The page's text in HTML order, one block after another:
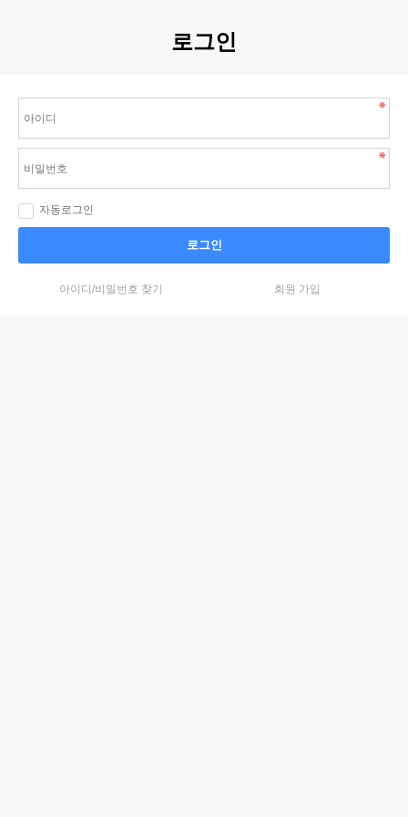
로그인
자동로그인
로그인
아이디/비밀번호 찾기 회원 가입